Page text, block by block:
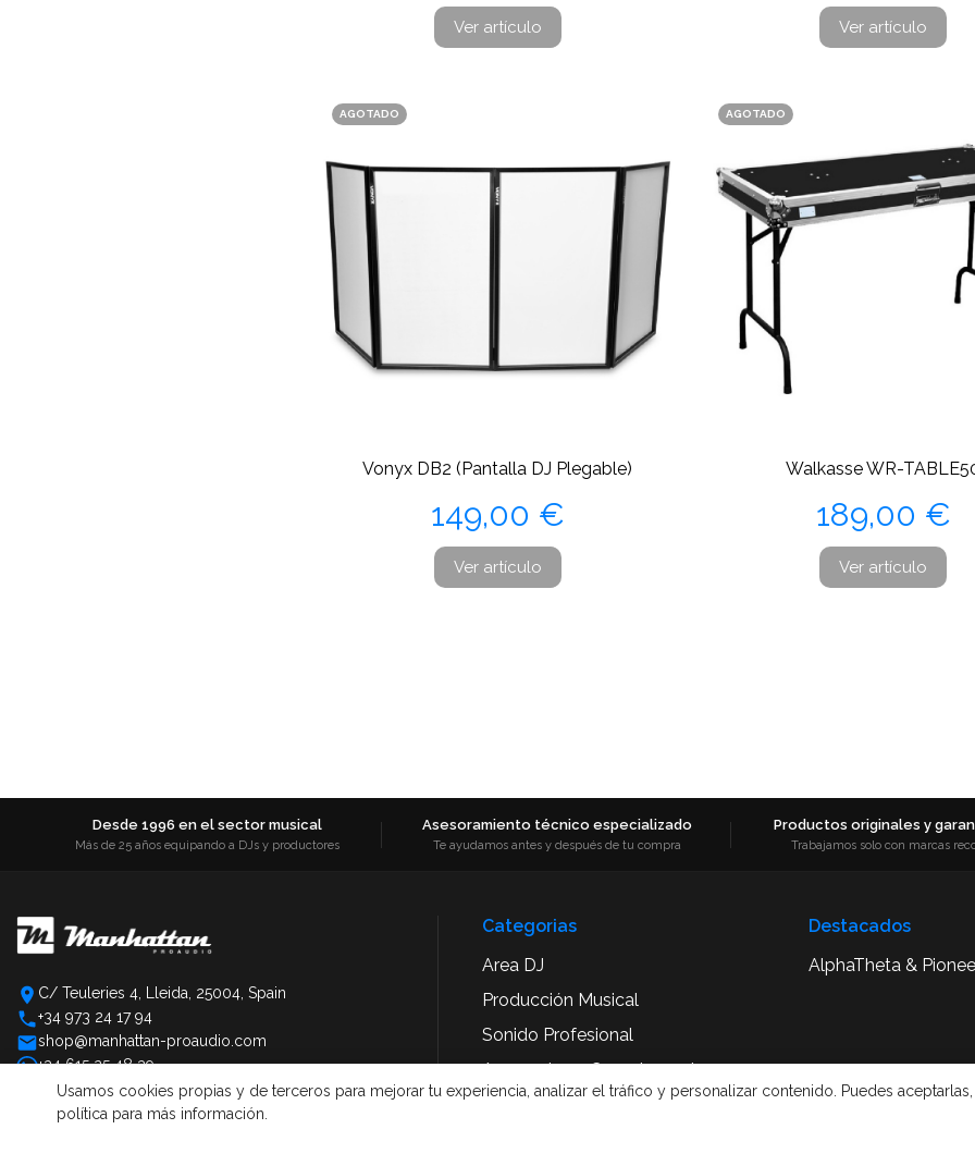
Ver artículo Ver artículo
AGOTADO
Vonyx DB2 (Pantalla DJ Plegable)
Precio
149,00 €
Ver artículo
AGOTADO
Walkasse WR-
Precio
189,00 €
Ver artículo
Desde 1996 en el sector musical
Más de 25 años equipando a DJs y productores
Asesoramiento técnico especializado
Te ayudamos antes y después de tu compra
Productos originales y
Trabajamos solo con marcas
C/ Teuleries 4, Lleida, 25004, Spain
+34 973 24 17 94
shop@manhattan-proaudio.com
+34 615 25 48 39
Categorias
Area DJ
Producción Musical
Sonido Profesional
Accesorios y Complementos
Destacados
AlphaTheta &
Usamos cookies propias y de terceros para mejorar tu experiencia, analizar el tráfico y personalizar contenido. Puedes
política para más información.